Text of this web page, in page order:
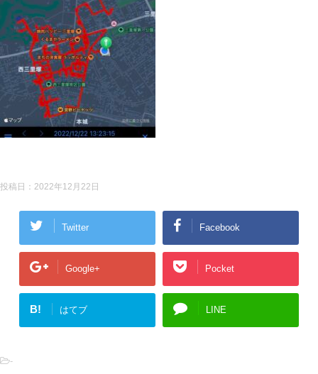
投稿日： 2022年12月22日
Twitter Facebook
Google+ Pocket
B! はてブ LINE
-